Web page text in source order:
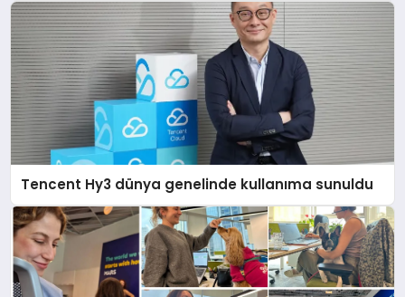
Tencent Hy3 dünya genelinde kullanıma sunuldu